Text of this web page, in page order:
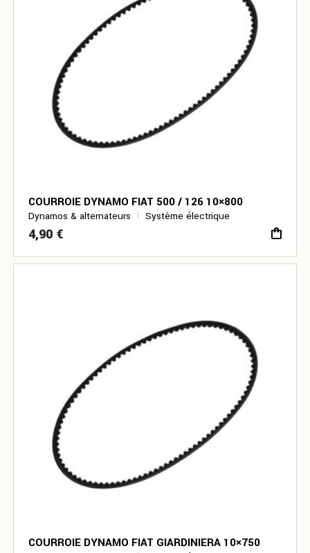
COURROIE DYNAMO FIAT 500 / 126 10×800
Dynamos & alternateurs Système électrique
4,90 €
COURROIE DYNAMO FIAT GIARDINIERA 10×750